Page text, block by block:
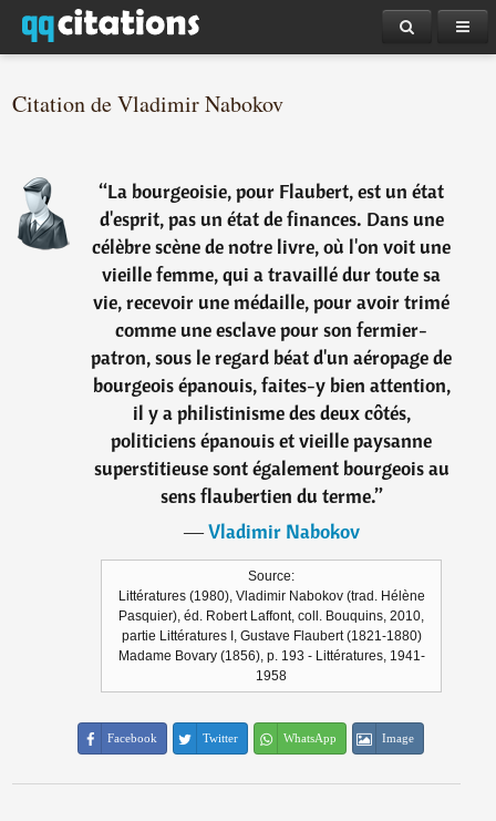
Citation de Vladimir Nabokov
“La bourgeoisie, pour Flaubert, est un état
d'esprit, pas un état de finances. Dans une
célèbre scène de notre livre, où l'on voit une
vieille femme, qui a travaillé dur toute sa
vie, recevoir une médaille, pour avoir trimé
comme une esclave pour son fermier-
patron, sous le regard béat d'un aéropage de
bourgeois épanouis, faites-y bien attention,
il y a philistinisme des deux côtés,
politiciens épanouis et vieille paysanne
superstitieuse sont également bourgeois au
sens flaubertien du terme.”
―Vladimir Nabokov
Source:
Littératures (1980), Vladimir Nabokov (trad. Hélène
Pasquier), éd. Robert Laffont, coll. Bouquins, 2010,
partie Littératures I, Gustave Flaubert (1821-1880)
Madame Bovary (1856), p. 193 - Littératures, 1941-
1958
Facebook Twitter WhatsApp Image